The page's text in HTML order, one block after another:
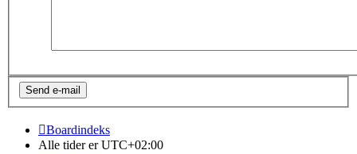
Boardindeks
Alle tider erUTC+02:00